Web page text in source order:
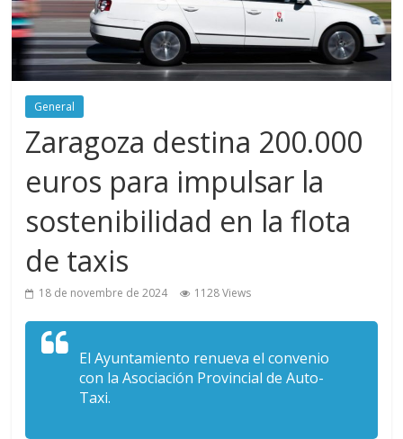
General
Zaragoza destina 200.000
euros para impulsar la
sostenibilidad en la flota
de taxis
18 de novembre de 2024 1128 Views
El Ayuntamiento renueva el convenio
con la Asociación Provincial de Auto-
Taxi.